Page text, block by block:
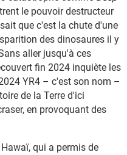
le pouvoir destructeur
que c'est la chute d'une
des dinosaures il y
aller jusqu'à ces
fin 2024 inquiète les
YR4 – c'est son nom –
de la Terre d'ici
en provoquant des
qui a permis de